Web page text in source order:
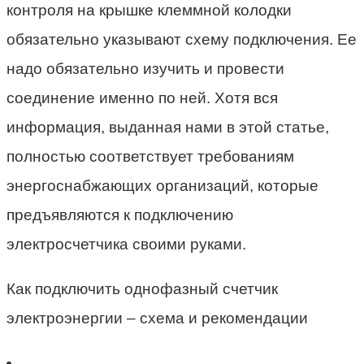
контроля на крышке клеммной колодки
обязательно указывают схему подключения. Ее
надо обязательно изучить и провести
соединение именно по ней. Хотя вся
информация, выданная нами в этой статье,
полностью соответствует требованиям
энергоснабжающих организаций, которые
предъявляются к подключению
электросчетчика своими руками.
Как подключить однофазный счетчик
электроэнергии – схема и рекомендации